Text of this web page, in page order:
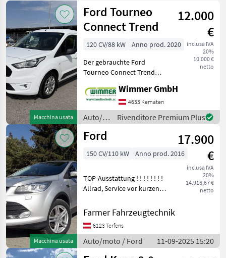
ricerca
Categoria 4 Paese Filtri
PERCORSO
ATTUALE
Auto/camion/moto
Auto
Moto
Fuoristrada
Ford
SCEGLI
CATEGORIA
Ford
Nissan
Audi
Mercedes
Reimposta
Mostra
13
risultati
Macchina usata
Ford Tourneo
Connect Trend
12.000
€
inclusa IVA
20%
10.000 €
netto
120 CV/88 kW
Anno prod. 2020
Der gebrauchte Ford
Tourneo Connect Trend
seine hohe
Alltagstauglichkeit, den
großzügigen Innenraum
und eine umfangreiche
Ausstattung. Das
Wimmer GmbH
4633 Kematen
Auto/moto
/ Ford
Rivenditore Premium Plus
Macchina usata
Ford
17.900
€
inclusa IVA
20%
14.916,67 €
netto
150 CV/110 kW Anno prod. 2016
TOP-Ausstattung ! ! ! ! ! ! ! !
Allrad, Service vor kurzen
Soundsysten, Klima,
.........u.v.m Geprüftes
Gebrauchtfahrzeug aus M
Farmer Fahrzeugtechnik
6123 Terfens
Auto/moto / Ford 11-09-2025 15:20